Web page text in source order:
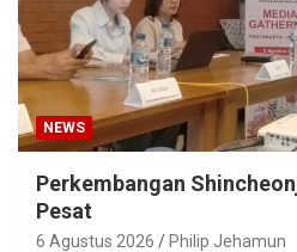
NEWS
Perkembangan
Pesat
6 Agustus 2026 Philip Jehamun